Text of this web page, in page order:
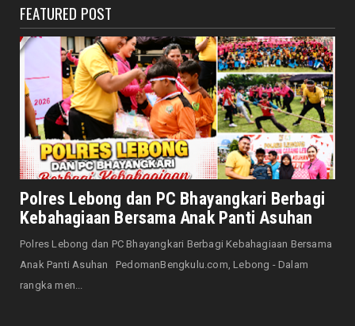
Saat Amal Masjid Keliru, Nasib Negeri
Mengharu-biru
August 07, 2026
HONDA
Honda CUV e: Motor Listrik Canggih, Penuh
Keunggulan dan Sia...
August 07, 2026
NASIONAL
Senator Leni John Latief: Saatnya
Mengutamakan Rehabilitasi
NASIONAL
Prabowo Apresiasi Teknologi Genteng Ramah
FEATURED POST
Polres Lebong dan PC Bhayangkari Berbagi
Kebahagiaan Bersama Anak Panti Asuhan
Polres Lebong dan PC Bhayangkari Berbagi Kebahagiaan Bersama
Anak Panti Asuhan PedomanBengkulu.com, Lebong - Dalam
rangka men...